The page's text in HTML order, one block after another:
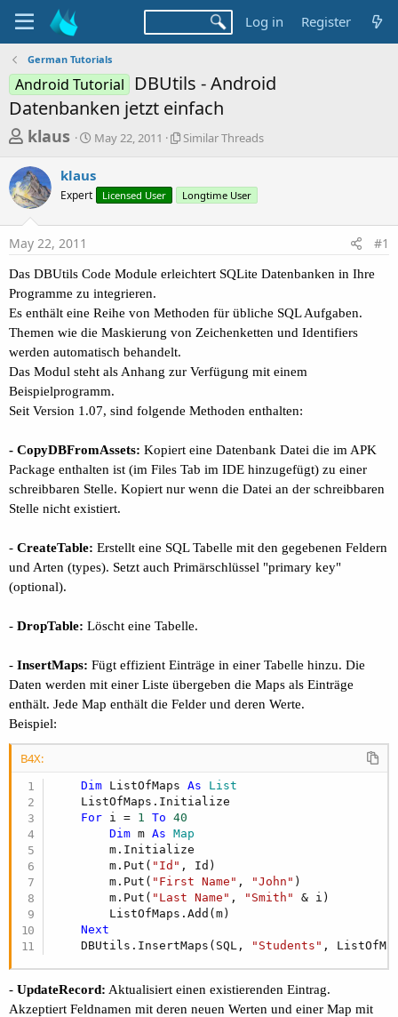
Log in Register
German Tutorials
Android Tutorial
DBUtils - Android
Datenbanken jetzt einfach
T
r
e
a
d
s
t
a
r
t
e
r
klaus
S
r
a
May 22, 2011
S
l
r
r
a
s
Similar Threads
klaus
Expert Licensed User Longtime User
May 22, 2011 #1
Das DBUtils Code Module erleichtert SQLite Datenbanken in Ihre
Programme zu integrieren.
Es enthält eine Reihe von Methoden für übliche SQL Aufgaben.
Themen wie die Maskierung von Zeichenketten und Identifiers
werden automatisch behandelt.
Das Modul steht als Anhang zur Verfügung mit einem
Beispielprogramm.
Seit Version 1.07, sind folgende Methoden enthalten:
- CopyDBFromAssets: Kopiert eine Datenbank Datei die im APK
Package enthalten ist (im Files Tab im IDE hinzugefügt) zu einer
schreibbaren Stelle. Kopiert nur wenn die Datei an der schreibbaren
Stelle nicht existiert.
- CreateTable: Erstellt eine SQL Tabelle mit den gegebenen Feldern
und Arten (types). Setzt auch Primärschlüssel "primary key"
(optional).
- DropTable: Löscht eine Tabelle.
- InsertMaps: Fügt effizient Einträge in einer Tabelle hinzu. Die
Daten werden mit einer Liste übergeben die Maps als Einträge
enthält. Jede Map enthält die Felder und deren Werte.
Beispiel:
B4X:
Dim ListOfMaps As List
    ListOfMaps.Initialize
For i = 1 To
40
Dim m As Map
        m.Initialize
        m.Put(
"Id" , Id)
        m.Put(
"First Name" , "John" )
        m.Put(
"Last Name" , "Smith"
& i)
        ListOfMaps.Add(m)
Next
    DBUtils.InsertMaps(SQL,
"Students" ,
- UpdateRecord: Aktualisiert einen existierenden Eintrag.
Akzeptiert Feldnamen mit deren neuen Werten und einer Map mit